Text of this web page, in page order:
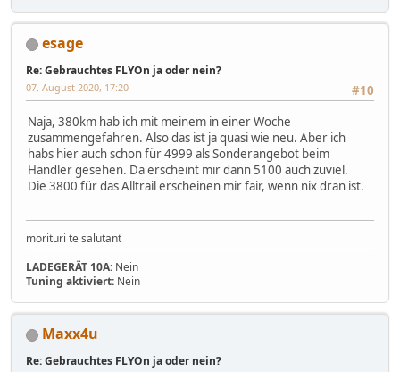
esage
Re: Gebrauchtes FLYOn ja oder nein?
#10
07. August 2020, 17:20
Naja, 380km hab ich mit meinem in einer Woche
zusammengefahren. Also das ist ja quasi wie neu. Aber ich
habs hier auch schon für 4999 als Sonderangebot beim
Händler gesehen. Da erscheint mir dann 5100 auch zuviel.
Die 3800 für das Alltrail erscheinen mir fair, wenn nix dran ist.
morituri te salutant
LADEGERÄT 10A: Nein
Tuning aktiviert: Nein
Maxx4u
Re: Gebrauchtes FLYOn ja oder nein?